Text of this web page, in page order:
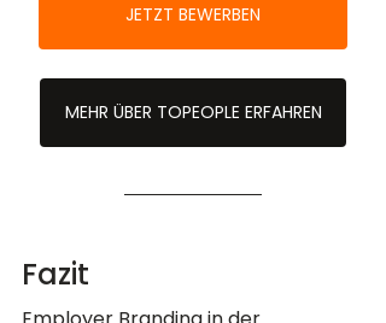
JETZT BEWERBEN
MEHR ÜBER TOPEOPLE ERFAHREN
Fazit